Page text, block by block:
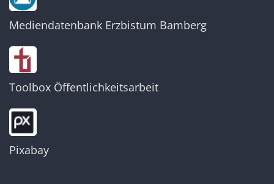
Mediendatenbank Erzbistum Bamberg
Toolbox Öffentlichkeitsarbeit
Pixabay